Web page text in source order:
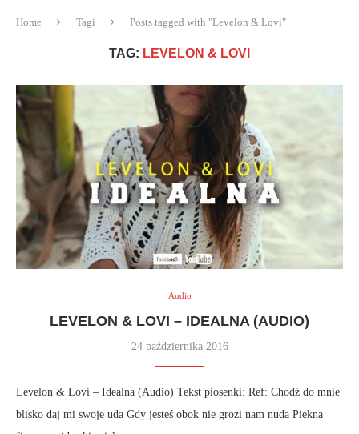
Home Tagi Posts tagged with "Levelon & Lovi"
TAG: LEVELON & LOVI
Audio
LEVELON & LOVI – IDEALNA (AUDIO)
24 października 2016
Levelon & Lovi – Idealna (Audio) Tekst piosenki: Ref: Chodź do mnie
blisko daj mi swoje uda Gdy jesteś obok nie grozi nam nuda Piękna